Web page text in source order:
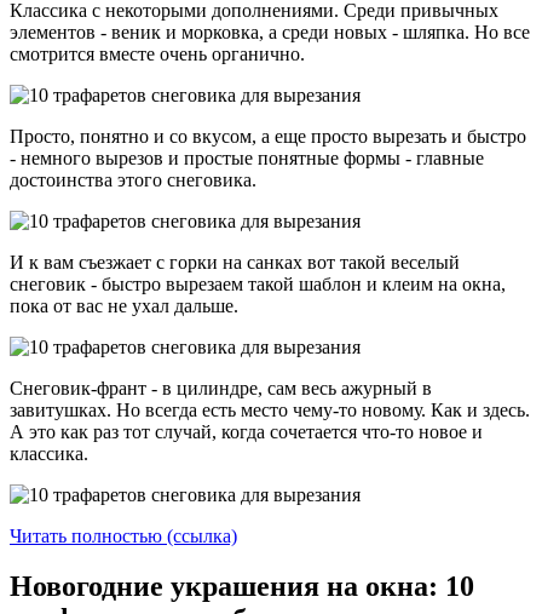
Классика с некоторыми дополнениями. Среди привычных
элементов - веник и морковка, а среди новых - шляпка. Но все
смотрится вместе очень органично.
Просто, понятно и со вкусом, а еще просто вырезать и быстро
- немного вырезов и простые понятные формы - главные
достоинства этого снеговика.
И к вам съезжает с горки на санках вот такой веселый
снеговик - быстро вырезаем такой шаблон и клеим на окна,
пока от вас не ухал дальше.
Снеговик-франт - в цилиндре, сам весь ажурный в
завитушках. Но всегда есть место чему-то новому. Как и здесь.
А это как раз тот случай, когда сочетается что-то новое и
классика.
Читать полностью (ссылка)
Новогодние украшения на окна: 10